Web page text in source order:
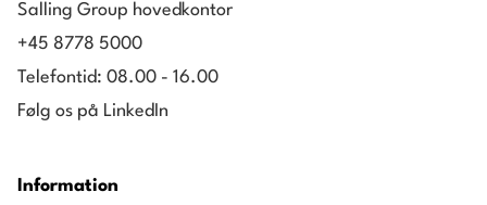
Salling Group hovedkontor
+45 8778 5000
Telefontid: 08.00 - 16.00
Følg os på LinkedIn
Information